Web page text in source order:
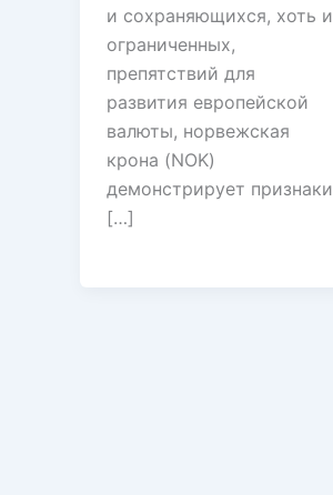
и сохраняющихся, хоть и
ограниченных,
препятствий для
развития европейской
валюты, норвежская
крона (NOK)
демонстрирует признаки
[…]